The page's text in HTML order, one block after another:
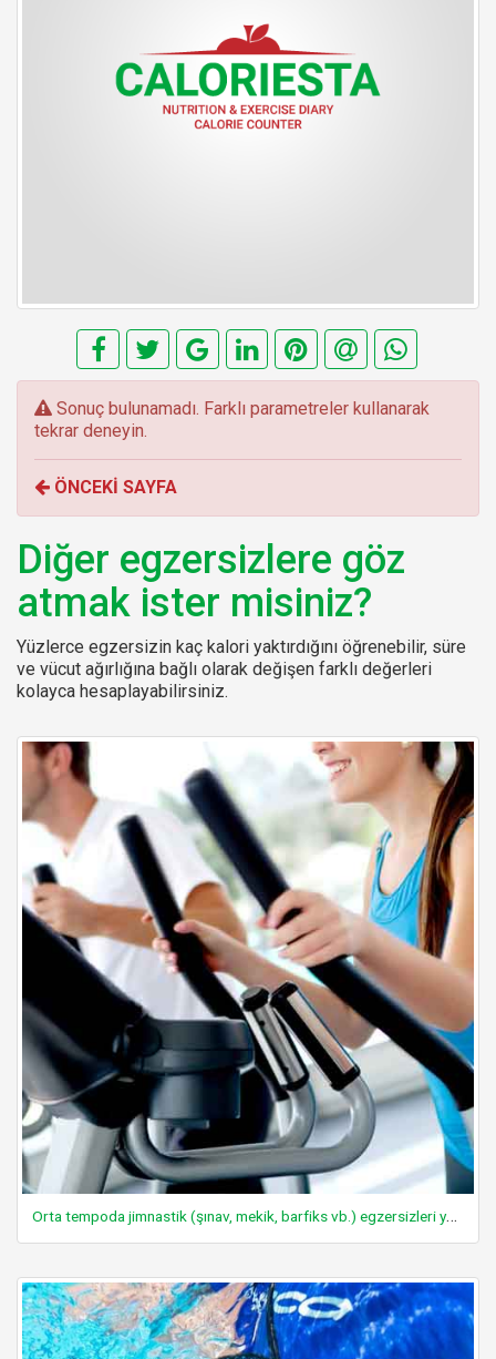
E
r
o
r
:
Sonuç bulunamadı. Farklı parametreler kullanarak
tekrar deneyin.
ÖNCEKİ SAYFA
Diğer egzersizlere göz
atmak ister misiniz?
Yüzlerce egzersizin kaç kalori yaktırdığını öğrenebilir, süre
ve vücut ağırlığına bağlı olarak değişen farklı değerleri
kolayca hesaplayabilirsiniz.
Orta tempoda jimnastik (şınav, mekik, barfiks vb.) egzersizleri yapmak